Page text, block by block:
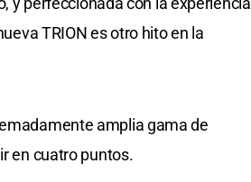
TRION es otro hito en la
amplia gama de
en cuatro puntos.